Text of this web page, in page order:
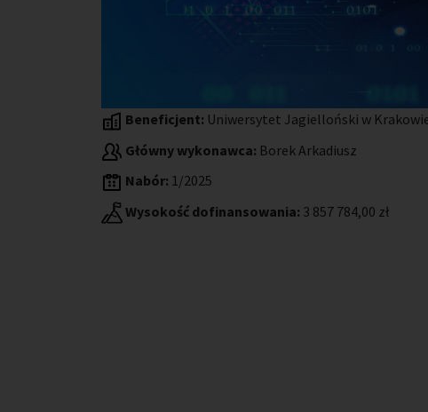
Beneficjent: Uniwersytet Jagielloński w
Główny wykonawca: Borek Arkadiusz
Nabór: 1/2025
Wysokość dofinansowania: 3 857 784,00 zł